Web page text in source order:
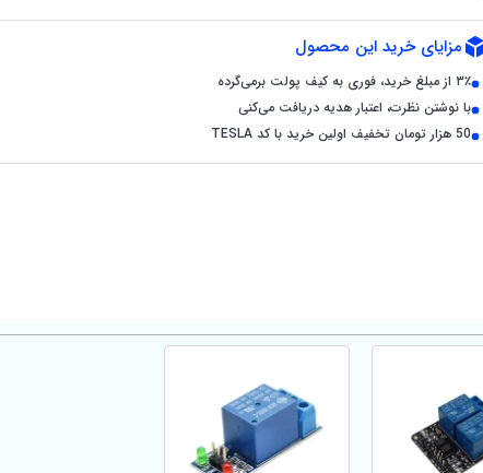
مزایای خرید این محصول
۳٪ از مبلغ خرید، فوری به کیف پولت برمی‌گرده
با نوشتن نظرت، اعتبار هدیه دریافت می‌کنی
50 هزار تومان تخفیف اولین خرید با کد TESLA